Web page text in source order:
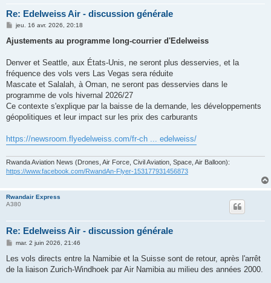
Re: Edelweiss Air - discussion générale
M
s
s
g
jeu. 16 avr. 2026, 20:18
Ajustements au programme long-courrier d'Edelweiss
Denver et Seattle, aux États-Unis, ne seront plus desservies, et la
fréquence des vols vers Las Vegas sera réduite
Mascate et Salalah, à Oman, ne seront pas desservies dans le
programme de vols hivernal 2026/27
Ce contexte s'explique par la baisse de la demande, les développements
géopolitiques et leur impact sur les prix des carburants
https://newsroom.flyedelweiss.com/fr-ch ... edelweiss/
Rwanda Aviation News (Drones, Air Force, Civil Aviation, Space, Air Balloon):
https://www.facebook.com/RwandAn-Flyer-153177931456873
Rwandair Express
A380
Re: Edelweiss Air - discussion générale
M
s
a
mar. 2 juin 2026, 21:46
Les vols directs entre la Namibie et la Suisse sont de retour, après l'arrêt
de la liaison Zurich-Windhoek par Air Namibia au milieu des années 2000.